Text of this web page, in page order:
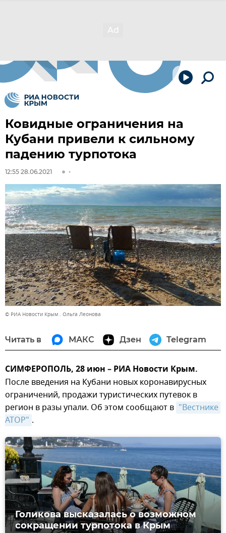
Ковидные ограничения на
Кубани привели к сильному
падению турпотока
12:55 28.06.2021
© РИА Новости Крым . Ольга Леонова
Читать в МАКС Дзен Telegram
СИМФЕРОПОЛЬ, 28 июн – РИА Новости Крым.
После введения на Кубани новых коронавирусных
ограничений, продажи туристических путевок в
регион в разы упали. Об этом сообщают в "Вестнике
АТОР" .
Голикова высказалась о возможном
сокращении турпотока в Крым